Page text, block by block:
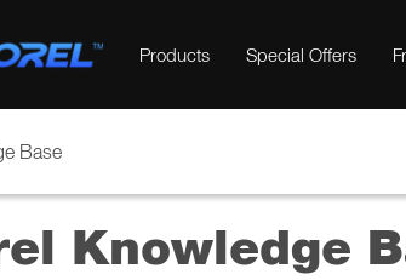
Products Special Offers
Base
Knowledge